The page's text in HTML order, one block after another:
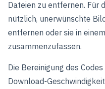
Dateien zu entfernen. Für
nützlich, unerwünschte
entfernen oder sie in
zusammenzufassen.
Die Bereinigung des
Download-